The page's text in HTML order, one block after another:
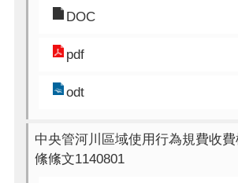
DOC
pdf
odt
中央管河川區域使用行為規費收
絛絛文1140801